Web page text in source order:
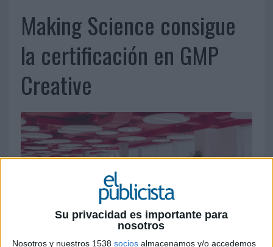
Su privacidad es importante para
nosotros
Nosotros y nuestros 1538 socios almacenamos y/o accedemos
Making Science consigue
la certificación en GMP
Creative